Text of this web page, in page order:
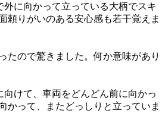
に向かって立っている大柄でスキ
頼りがいのある安心感も若干覚えま
たので驚きました。何か意味があり
けて、車両をどんどん前に向かっ
かって、またどっしりと立っていま